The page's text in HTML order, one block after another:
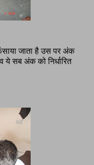
जाता है उस पर अंक
ये सब अंक को निर्धारित